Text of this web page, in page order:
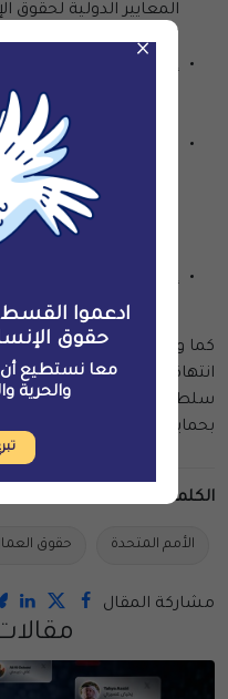
المعايير الدولية لحقوق
إلزام الشركات التي
السعوديّة بإجراء
وضمان حماية حقوق
تنفيذ التوصيات
للسعوديّة لحالة حقوق
التابع للأمم المتحدة
الخاص بالحقوق المدنيّة
لحماية حقوق جميع
إجراء تحقيق فوري في
اليمنيّة السعوديّة.
كما وقالت المنظمتان أنّه
انتهاكات حقوق الإنسان
سلطات البلاد على التقيّد
بحماية حقوق المهاجرين داخل
الكلمات المفتاحية:
الأمم المتحدة حقوق
مشاركة المقال
×
ادعموا
حقوق
معا نستطيع أن
والحرية